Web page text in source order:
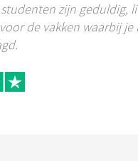
zijn geduldig,
de vakken waarbij je